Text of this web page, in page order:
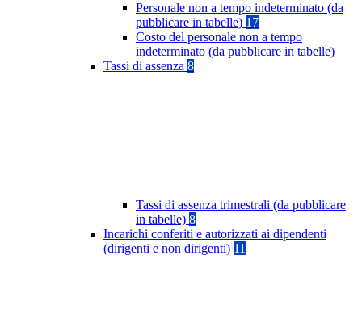
Personale non a tempo indeterminato (da
pubblicare in tabelle) 17
Costo del personale non a tempo
indeterminato (da pubblicare in tabelle)
Tassi di assenza 8
Tassi di assenza trimestrali (da pubblicare
in tabelle) 8
Incarichi conferiti e autorizzati ai dipendenti
(dirigenti e non dirigenti) 11